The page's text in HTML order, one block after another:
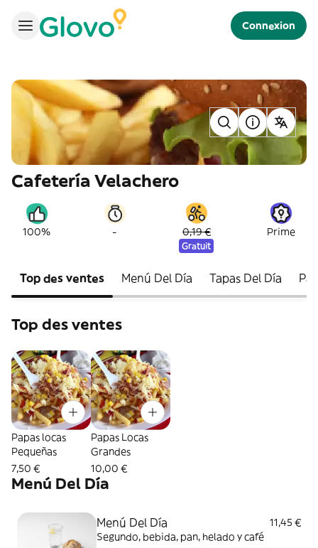
Connexion
Cafetería Velachero
100% - 0,19 €
Gratuit
Prime
Top des ventes Menú Del Día Tapas Del Día
Top des ventes
Papas locas
Pequeñas
7,50 €
Papas Locas
Grandes
10,00 €
Menú Del Día
Menú Del Día
11,45 €
Segundo, bebida, pan, helado y café